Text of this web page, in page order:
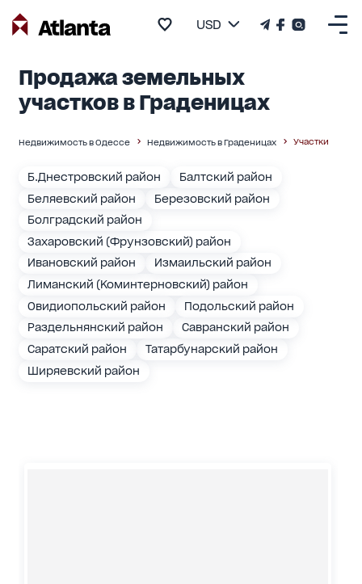
USD
Продажа земельных
участков в Граденицах
Недвижимость в Одессе Недвижимость в Граденицах Участки
Б.Днестровский район
Балтский район
Беляевский район
Березовский район
Болградский район
Захаровский (Фрунзовский) район
Ивановский район
Измаильский район
Лиманский (Коминтерновский) район
Овидиопольский район
Подольский район
Раздельнянский район
Савранский район
Саратский район
Татарбунарский район
Ширяевский район